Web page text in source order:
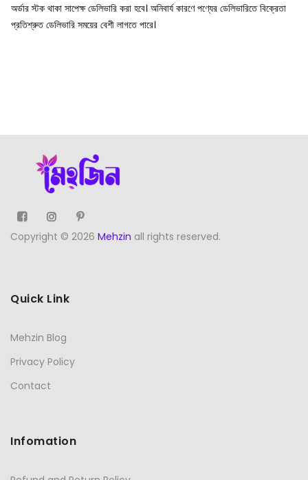
অর্ডার স্টক থাকা সাপেক্ষ ডেলিভারি করা হবে। অনিবার্য কারণে পণ্যের ডেলিভারিতে বিক্রেতা
প্রতিশ্রুত ডেলিভারি সময়ের বেশী লাগতে পারে।
Copyright © 2026 Mehzin all rights reserved.
Quick Link
Mehzin Blog
Privacy Policy
Contact
Infomation